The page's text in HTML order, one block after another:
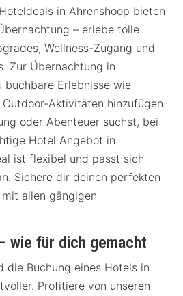
in Ahrenshoop bieten
– erlebe tolle
Wellness-Zugang und
Zur Übernachtung in
buchbare Erlebnisse wie
Aktivitäten hinzufügen.
oder Abenteuer suchst, bei
Hotel Angebot in
ist flexibel und passt sich
Sichere dir deinen perfekten
allen gängigen
wie für dich gemacht
die Buchung eines Hotels in
Profitiere von unseren